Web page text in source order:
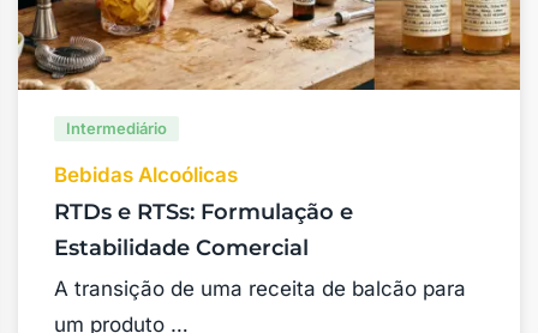
Intermediário
Bebidas Alcoólicas
RTDs e RTSs: Formulação e
Estabilidade Comercial
A transição de uma receita de balcão para
um produto …